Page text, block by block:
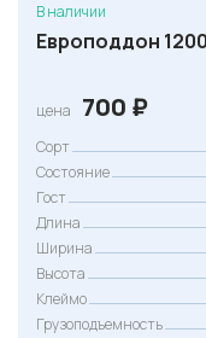
В наличии
Европоддон
цена 700 ₽
Сорт
Состояние
Гост
Длина
Ширина
Высота
Клеймо
Грузоподъемность